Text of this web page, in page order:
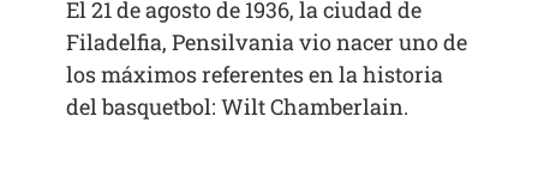
El 21 de agosto de 1936, la ciudad de
Filadelfia, Pensilvania vio nacer uno de
los máximos referentes en la historia
del basquetbol: Wilt Chamberlain.